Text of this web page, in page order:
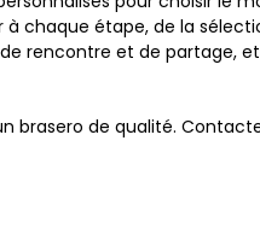
chaque étape, de la
rencontre et de partage,
brasero de qualité.